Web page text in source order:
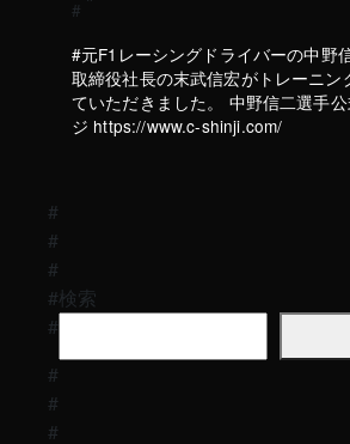
元F1レーシングドライバーの中野
取締役社長の末武信宏がトレーニン
ていただきました。 中野信二選手
ジ https://www.c-shinji.com/
検索